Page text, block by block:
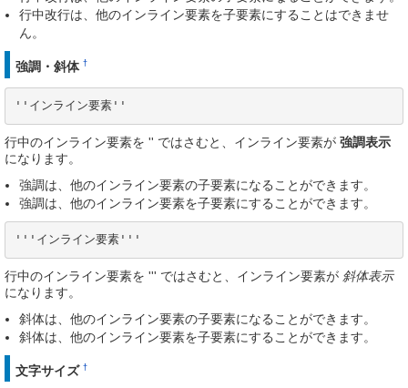
行中改行は、他のインライン要素を子要素にすることはできませ
ん。
強調・斜体 †
''インライン要素''
行中のインライン要素を '' ではさむと、インライン要素が 強調表示
になります。
強調は、他のインライン要素の子要素になることができます。
強調は、他のインライン要素を子要素にすることができます。
'''インライン要素'''
行中のインライン要素を ''' ではさむと、インライン要素が 斜体表示
になります。
斜体は、他のインライン要素の子要素になることができます。
斜体は、他のインライン要素を子要素にすることができます。
文字サイズ †